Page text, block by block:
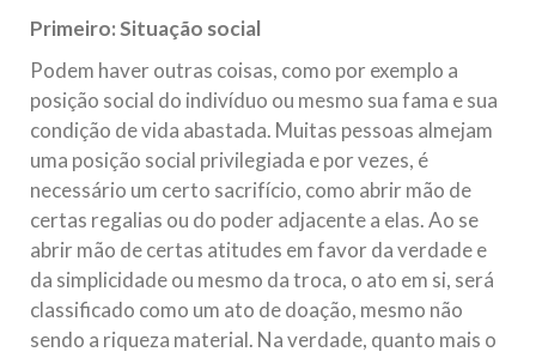
Primeiro: Situação social
Podem haver outras coisas, como por exemplo a
posição social do indivíduo ou mesmo sua fama e sua
condição de vida abastada. Muitas pessoas almejam
uma posição social privilegiada e por vezes, é
necessário um certo sacrifício, como abrir mão de
certas regalias ou do poder adjacente a elas. Ao se
abrir mão de certas atitudes em favor da verdade e
da simplicidade ou mesmo da troca, o ato em si, será
classificado como um ato de doação, mesmo não
sendo a riqueza material. Na verdade, quanto mais o